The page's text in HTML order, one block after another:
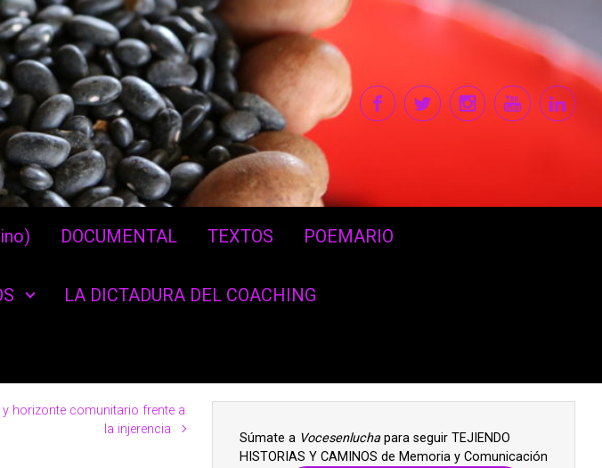
DOCUMENTAL TEXTOS POEMARIO
LA DICTADURA DEL COACHING
horizonte comunitario frente a
la injerencia
Súmate a Vocesenluchapara seguir TEJIENDO
HISTORIAS Y CAMINOS de Memoria y Comunicación